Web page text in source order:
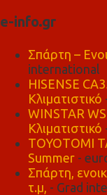
e-info.gr
Σπάρτη –
international
HISENSE
Κλιματιστικό
WINSTAR
Κλιματιστικό
TOYOTOMI
Summer -
Σπάρτη,
τ.μ, - Grad